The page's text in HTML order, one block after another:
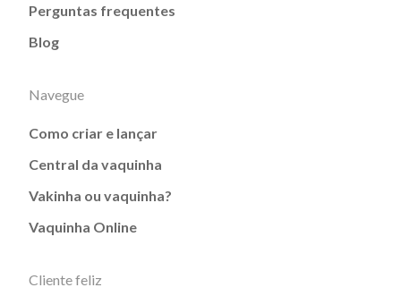
Perguntas frequentes
Blog
Navegue
Como criar e lançar
Central da vaquinha
Vakinha ou vaquinha?
Vaquinha Online
Cliente feliz